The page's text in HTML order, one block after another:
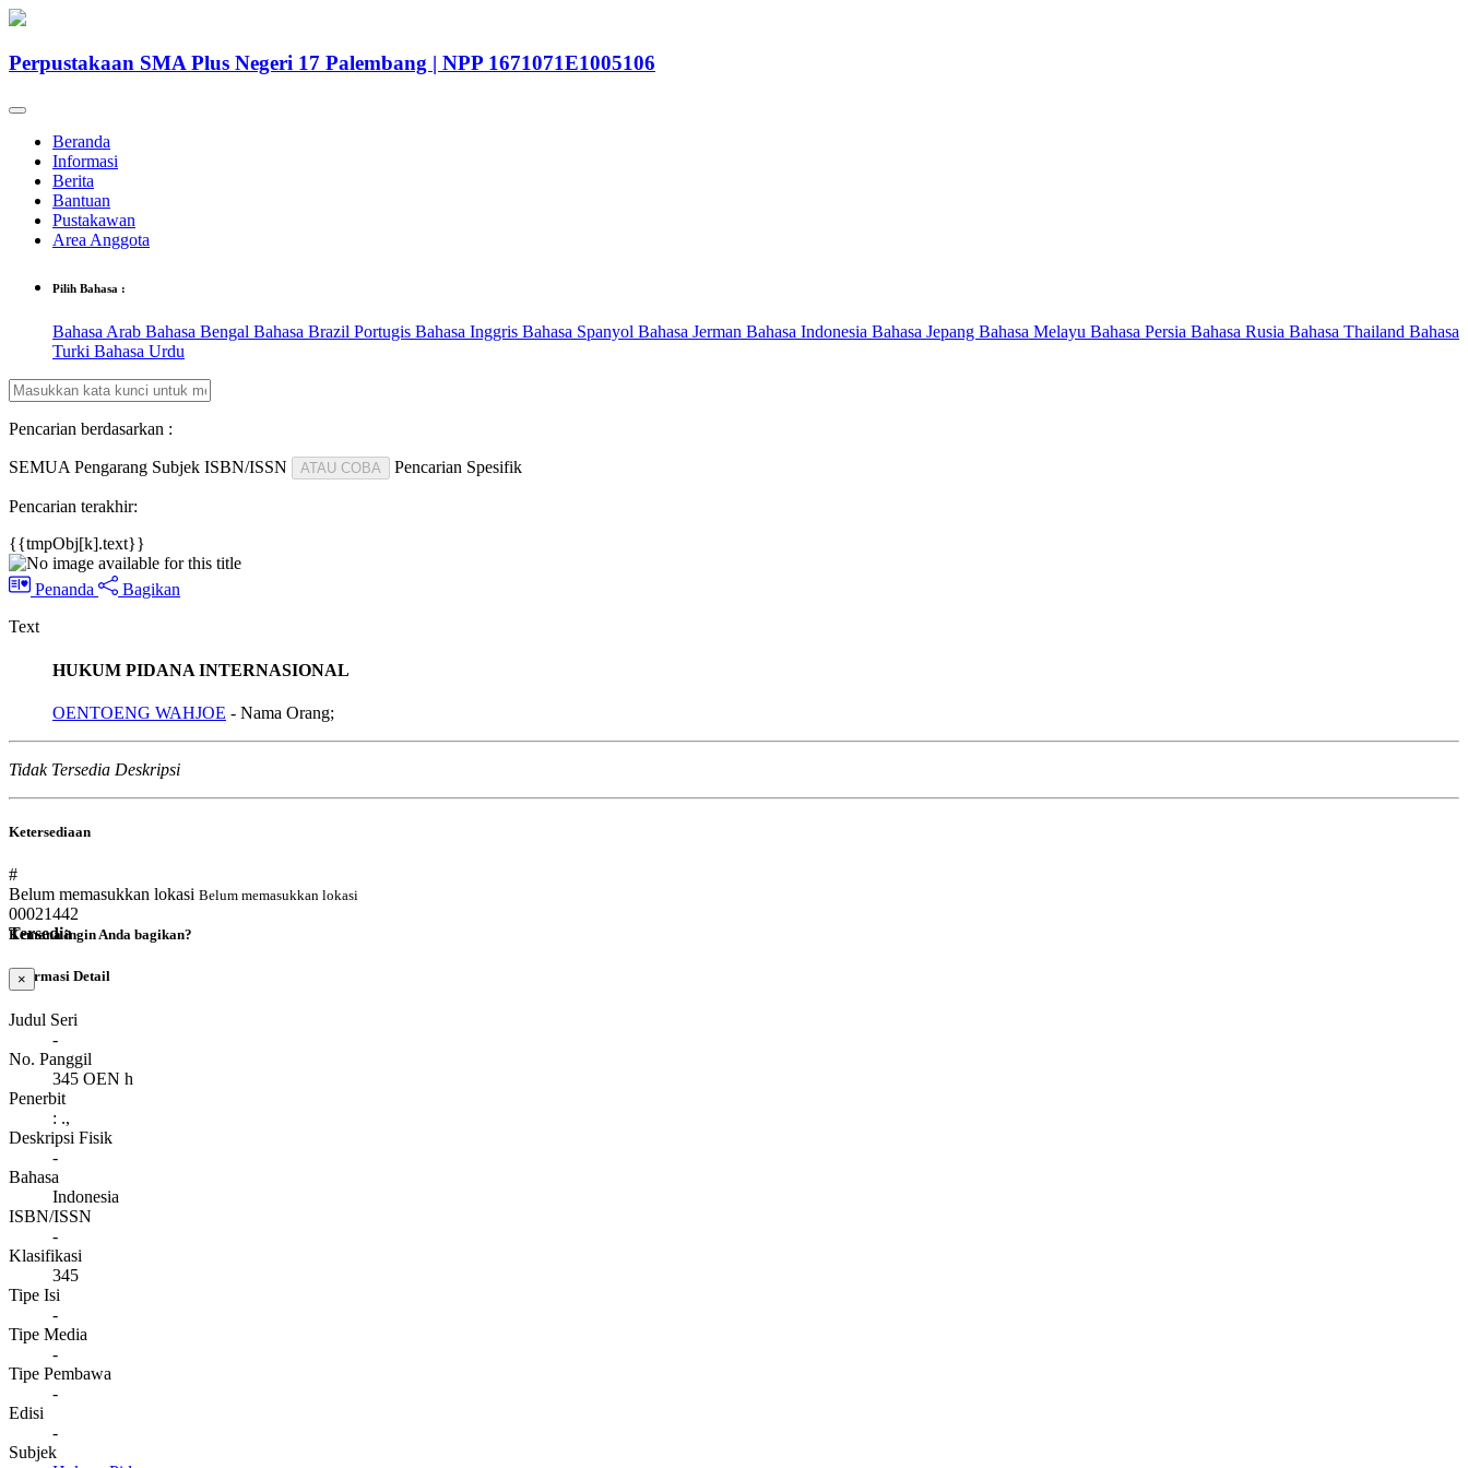
Perpustakaan SMA Plus Negeri 17 Palembang | NPP 1671071E1005106
Beranda
Informasi
Berita
Bantuan
Pustakawan
Area Anggota
Pilih Bahasa :
Bahasa Arab Bahasa Bengal Bahasa Brazil Portugis Bahasa Inggris Bahasa Spanyol Bahasa Jerman Bahasa Indonesia Bahasa Jepang Bahasa Melayu Bahasa Persia Bahasa Rusia Bahasa Thailand Bahasa
Turki Bahasa Urdu
Pencarian berdasarkan :
SEMUA Pengarang Subjek ISBN/ISSN ATAU COBA Pencarian Spesifik
Pencarian terakhir:
{{tmpObj[k].text}}
Penanda
Bagikan
Text
HUKUM PIDANA INTERNASIONAL
OENTOENG WAHJOE - Nama Orang;
Tidak Tersedia Deskripsi
Ketersediaan
#
Belum memasukkan lokasi Belum memasukkan lokasi
00021442
Tersedia
Informasi Detail
Judul Seri
-
No. Panggil
345 OEN h
Penerbit
: .,
Deskripsi Fisik
-
Bahasa
Indonesia
ISBN/ISSN
-
Klasifikasi
345
Tipe Isi
-
Tipe Media
-
Tipe Pembawa
-
Edisi
-
Subjek
Kemana ingin Anda bagikan?
×